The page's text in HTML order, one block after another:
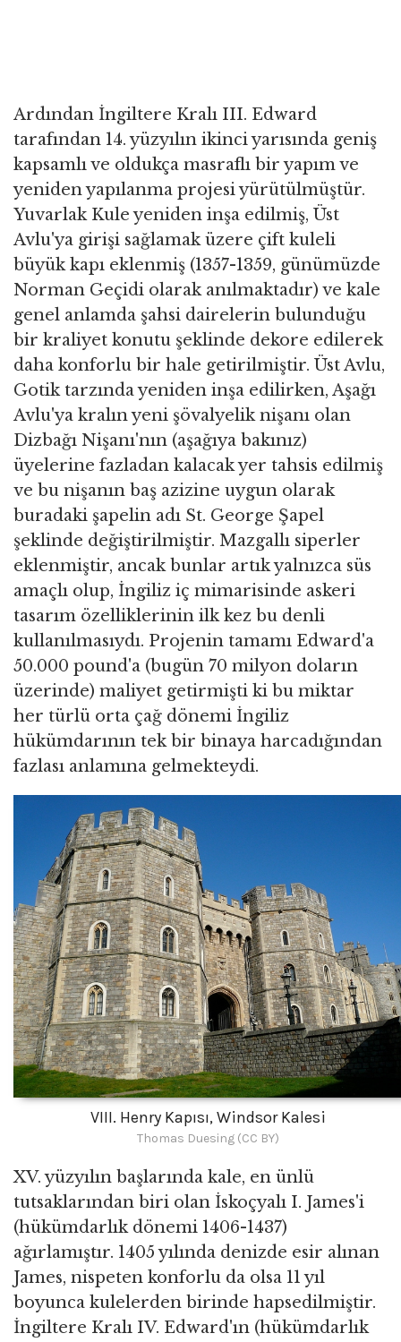
Ardından İngiltere Kralı III. Edward
tarafından 14. yüzyılın ikinci yarısında geniş
kapsamlı ve oldukça masraflı bir yapım ve
yeniden yapılanma projesi yürütülmüştür.
Yuvarlak Kule yeniden inşa edilmiş, Üst
Avlu'ya girişi sağlamak üzere çift kuleli
büyük kapı eklenmiş (1357-1359, günümüzde
Norman Geçidi olarak anılmaktadır) ve kale
genel anlamda şahsi dairelerin bulunduğu
bir kraliyet konutu şeklinde dekore edilerek
daha konforlu bir hale getirilmiştir. Üst Avlu,
Gotik tarzında yeniden inşa edilirken, Aşağı
Avlu'ya kralın yeni şövalyelik nişanı olan
Dizbağı Nişanı'nın (aşağıya bakınız)
üyelerine fazladan kalacak yer tahsis edilmiş
ve bu nişanın baş azizine uygun olarak
buradaki şapelin adı St. George Şapel
şeklinde değiştirilmiştir. Mazgallı siperler
eklenmiştir, ancak bunlar artık yalnızca süs
amaçlı olup, İngiliz iç mimarisinde askeri
tasarım özelliklerinin ilk kez bu denli
kullanılmasıydı. Projenin tamamı Edward'a
50.000 pound'a (bugün 70 milyon doların
üzerinde) maliyet getirmişti ki bu miktar
her türlü orta çağ dönemi İngiliz
hükümdarının tek bir binaya harcadığından
fazlası anlamına gelmekteydi.
VIII. Henry Kapısı, Windsor Kalesi
Thomas Duesing (CC BY)
XV. yüzyılın başlarında kale, en ünlü
tutsaklarından biri olan İskoçyalı I. James'i
(hükümdarlık dönemi 1406-1437)
ağırlamıştır. 1405 yılında denizde esir alınan
James, nispeten konforlu da olsa 11 yıl
boyunca kulelerden birinde hapsedilmiştir.
İngiltere Kralı IV. Edward'ın (hükümdarlık